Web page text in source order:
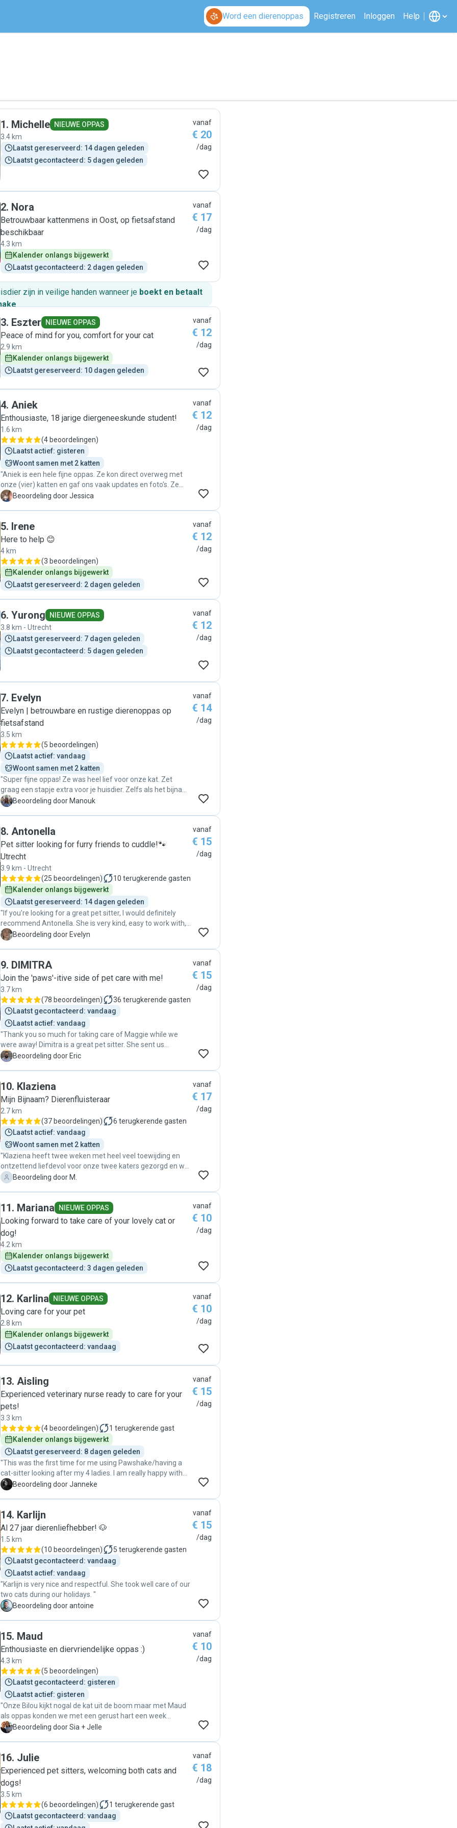
Word een dierenoppas Registreren Inloggen Help
1. Michelle
NIEUWE OPPAS
3.4 km
Laatst gereserveerd: 14 dagen geleden
Laatst gecontacteerd: 5 dagen geleden
vanaf
€ 20
/dag
2. Nora
Betrouwbaar kattenmens in Oost, op fietsafstand
beschikbaar
4.3 km
Kalender onlangs bijgewerkt
Laatst gecontacteerd: 2 dagen geleden
vanaf
€ 17
/dag
zijn in veilige handen wanneer je boekt en betaalt
.
3. Eszter NIEUWE OPPAS
Peace of mind for you, comfort for your cat
2.9 km
Kalender onlangs bijgewerkt
Laatst gereserveerd: 10 dagen geleden
vanaf
€ 12
/dag
4. Aniek
Enthousiaste, 18 jarige diergeneeskunde student!
1.6 km
(4 beoordelingen)
Laatst actief: gisteren
Woont samen met 2 katten
"Aniek is een hele fijne oppas. Ze kon direct overweg met
onze (vier) katten en gaf ons vaak updates en foto's. Ze
stelde ons op de hoogte van onregelmatigheden (braken
meegemaakt). Bij terugkeer troffen we tevreden katten en
J Beoordeling door Jessica
vanaf
€ 12
/dag
5. Irene
Here to help 😊
4 km
(3 beoordelingen)
Kalender onlangs bijgewerkt
Laatst gereserveerd: 2 dagen geleden
vanaf
€ 12
/dag
6. Yurong
NIEUWE OPPAS
3.8 km - Utrecht
Laatst gereserveerd: 7 dagen geleden
Laatst gecontacteerd: 5 dagen geleden
vanaf
€ 12
/dag
7. Evelyn
Evelyn | betrouwbare en rustige dierenoppas op
fietsafstand
3.5 km
(5 beoordelingen)
Laatst actief: vandaag
Woont samen met 2 katten
"Super fijne oppas! Ze was heel lief voor onze kat. Zet
graag een stapje extra voor je huisdier. Zelfs als het bijna
40 graden is vind ze het niet erg om een extra huisbezoek
een lieve, betrouwbare oppas zoekt, moet je echt voor
Evelyn gaan. "
M Beoordeling door Manouk
vanaf
€ 14
/dag
8. Antonella
Pet sitter looking for furry friends to cuddle!🐾
Utrecht
3.9 km - Utrecht
(25 beoordelingen) 10 terugkerende gasten
Kalender onlangs bijgewerkt
Laatst gereserveerd: 14 dagen geleden
"If you’re looking for a great pet sitter, I would definitely
recommend Antonella. She is very kind, easy to work with,
and communicates really well. Our cats seemed very
whenever we need a pet sitter!"
E Beoordeling door Evelyn
vanaf
€ 15
/dag
9. DIMITRA
Join the 'paws'-itive side of pet care with me!
3.7 km
(78 beoordelingen) 36 terugkerende gasten
Laatst gecontacteerd: vandaag
Laatst actief: vandaag
"Thank you so much for taking care of Maggie while we
were away! Dimitra is a great pet sitter. She sent us
updates with pictures and videos every day, and made sure
her allergies, but this wasn't an issue at all. The
communication with Dimitra was also great, she was
always quick to respond. I would definitely recommend
Dimitra as a great pet sitter, and I'm sure we'll be booking
her services again next time :) "
E Beoordeling door Eric
vanaf
€ 15
/dag
10. Klaziena
Mijn Bijnaam? Dierenfluisteraar
2.7 km
(37 beoordelingen) 6 terugkerende gasten
Laatst actief: vandaag
Woont samen met 2 katten
"Klaziena heeft twee weken met heel veel toewijding en
ontzettend liefdevol voor onze twee katers gezorgd en we
zouden haar zonder aarzelen opnieuw vragen. Ze denkt
toen dat nodig bleek en heeft er vervolgens voor gezorgd
dat de benodigde medicatie dagelijks werd toegediend. We
troffen bij aankomst dan ook twee zeer zeer tevreden en
relaxte katten aan."
M Beoordeling door M.
vanaf
€ 17
/dag
11. Mariana NIEUWE OPPAS
Looking forward to take care of your lovely cat or
dog!
4.2 km
Kalender onlangs bijgewerkt
Laatst gecontacteerd: 3 dagen geleden
vanaf
€ 10
/dag
12. Karlina NIEUWE OPPAS
Loving care for your pet
2.8 km
Kalender onlangs bijgewerkt
Laatst gecontacteerd: vandaag
vanaf
€ 10
/dag
13. Aisling
Experienced veterinary nurse ready to care for your
pets!
3.3 km
(4 beoordelingen) 1 terugkerende gast
Kalender onlangs bijgewerkt
Laatst gereserveerd: 8 dagen geleden
"This was the first time for me using Pawshake/having a
cat-sitter looking after my 4 ladies. I am really happy with
Aisling and Moniek, as they send me videos and photos
a lot ❤️"
J Beoordeling door Janneke
vanaf
€ 15
/dag
14. Karlijn
Al 27 jaar dierenliefhebber! 🐶
1.5 km
(10 beoordelingen) 5 terugkerende gasten
Laatst gecontacteerd: vandaag
Laatst actief: vandaag
"Karlijn is very nice and respectful. She took well care of our
two cats during our holidays. "
A Beoordeling door antoine
vanaf
€ 15
/dag
15. Maud
Enthousiaste en diervriendelijke oppas :)
4.3 km
(5 beoordelingen)
Laatst gecontacteerd: gisteren
Laatst actief: gisteren
"Onze Bilou kijkt nogal de kat uit de boom maar met Maud
als oppas konden we met een gerust hart een week
weggaan! Bilou beloonde Maud's aandacht en zorg met
S Beoordeling door Sia + Jelle
vanaf
€ 10
/dag
16. Julie
Experienced pet sitters, welcoming both cats and
dogs!
3.5 km
(6 beoordelingen) 1 terugkerende gast
Laatst gecontacteerd: vandaag
vanaf
€ 18
/dag